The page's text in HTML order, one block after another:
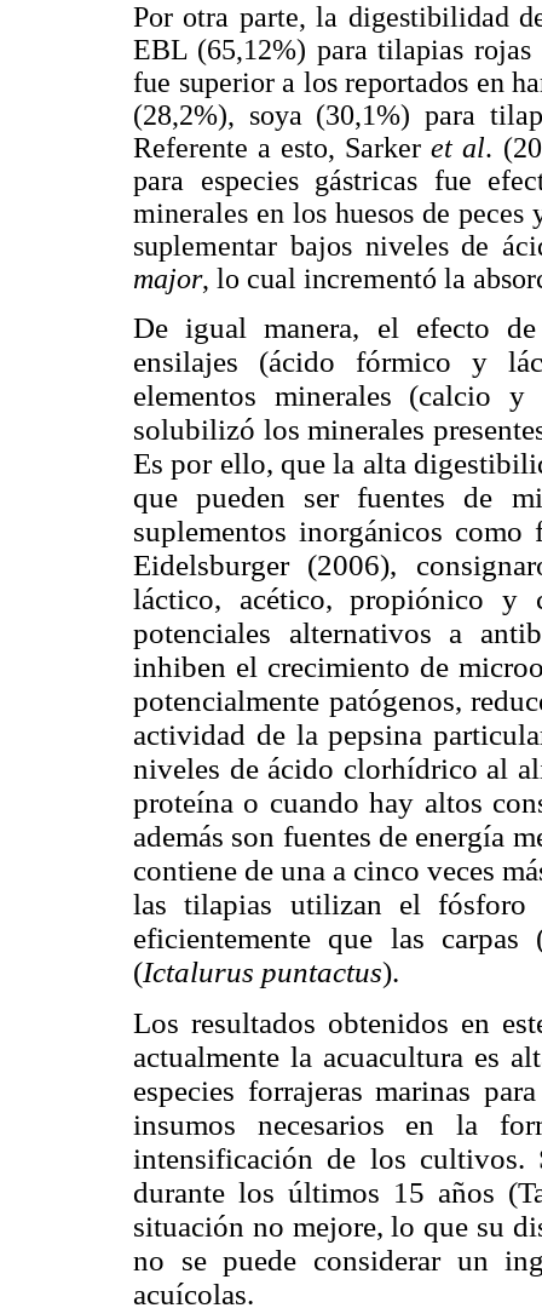
Por otra parte, la digestibilidad
EBL (65,12%) para tilapias rojas
fue superior a los reportados en
(28,2%), soya (30,1%) para
Referente a esto, Sarkeret al.
para especies gástricas fue
minerales en los huesos de
suplementar bajos niveles de
major, lo cual incrementó la
De igual manera, el efecto
ensilajes (ácido fórmico y
elementos minerales (calcio
solubilizó los minerales
Es por ello, que la alta
que pueden ser fuentes de
suplementos inorgánicos
Eidelsburger (2006),
láctico, acético, propiónico y
potenciales alternativos a
inhiben el crecimiento de
potencialmente patógenos,
actividad de la pepsina
niveles de ácido clorhídrico al
proteína o cuando hay altos
además son fuentes de energía
contiene de una a cinco veces
las tilapias utilizan el fósforo
eficientemente que las carpas
(Ictalurus puntactus).
Los resultados obtenidos en
actualmente la acuacultura es
especies forrajeras marinas
insumos necesarios en la
intensificación de los cultivos.
durante los últimos 15 años
situación no mejore, lo que su
no se puede considerar un
acuícolas.